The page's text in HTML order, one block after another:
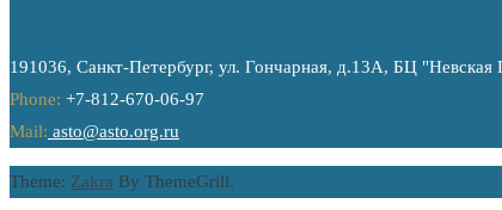
191036, Санкт-Петербург, ул. Гончарная, д.13А, БЦ "Невская
Phone: +7-812-670-06-97
Mail: asto@asto.org.ru
Theme: Zakra By ThemeGrill.